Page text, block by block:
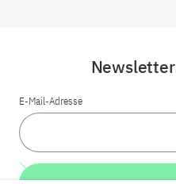
E-Mail-Adresse